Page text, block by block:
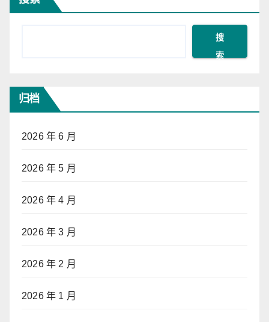
搜
索
归档
2026 年 6 月
2026 年 5 月
2026 年 4 月
2026 年 3 月
2026 年 2 月
2026 年 1 月